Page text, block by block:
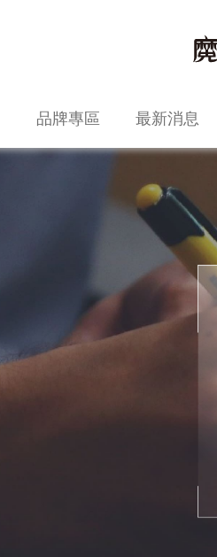
品牌專區 最新消息